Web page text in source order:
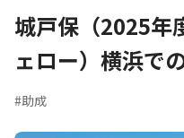
城戸保（2025年
ェロー）横浜で
#助成